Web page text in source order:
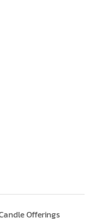
Offerings